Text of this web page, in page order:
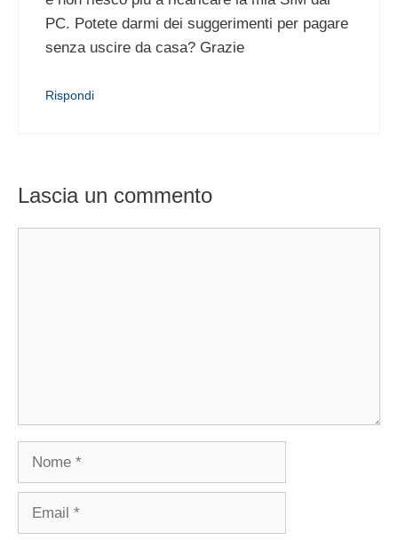
PC. Potete darmi dei suggerimenti per pagare
senza uscire da casa? Grazie
Rispondi
Lascia un commento
Nome
Email